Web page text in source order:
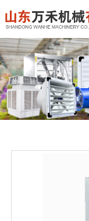
企业首页企业简介企业